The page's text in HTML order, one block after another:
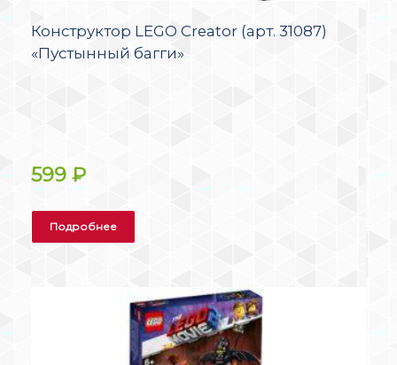
Конструктор LEGO Creator (арт. 31087)
«Пустынный багги»
599 ₽
Подробнее